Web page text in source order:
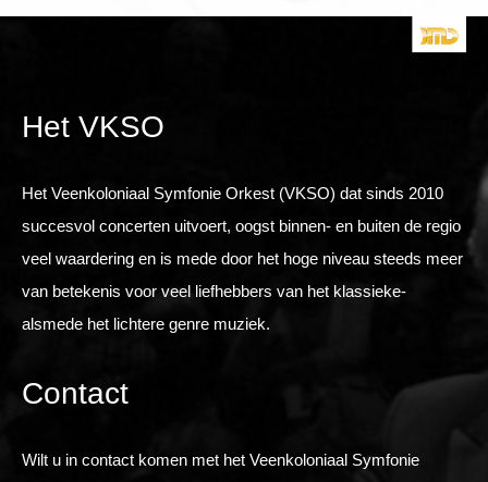
Het VKSO
Het Veenkoloniaal Symfonie Orkest (VKSO) dat sinds 2010
succesvol concerten uitvoert, oogst binnen- en buiten de regio
veel waardering en is mede door het hoge niveau steeds meer
van betekenis voor veel liefhebbers van het klassieke-
alsmede het lichtere genre muziek.
Contact
Wilt u in contact komen met het Veenkoloniaal Symfonie